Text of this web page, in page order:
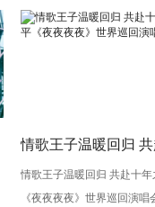
情歌王子温暖回归
约 熊天平《夜夜夜
情歌王子温暖回归 共赴十
《夜夜夜夜》世界巡回演唱